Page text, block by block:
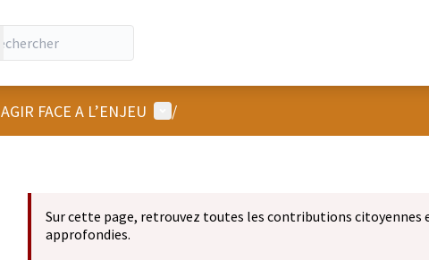
AGIR FACE A L’ENJEU Menu utilisateur
/
Sur cette page, retrouvez toutes les contributions citoyennes
approfondies.